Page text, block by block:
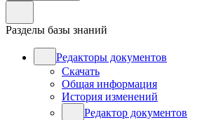
Разделы базы знаний
Редакторы документов
Скачать
Общая информация
История изменений
Редактор документов